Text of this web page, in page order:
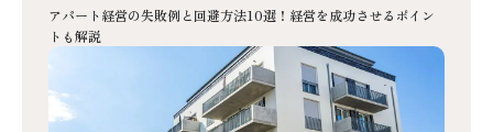
アパート経営の失敗例と回避方法10選！経営を成功させるポイン
トも解説